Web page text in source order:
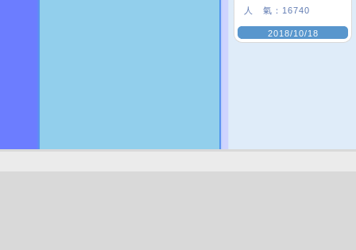
人 氣： 16740
2018/10/18